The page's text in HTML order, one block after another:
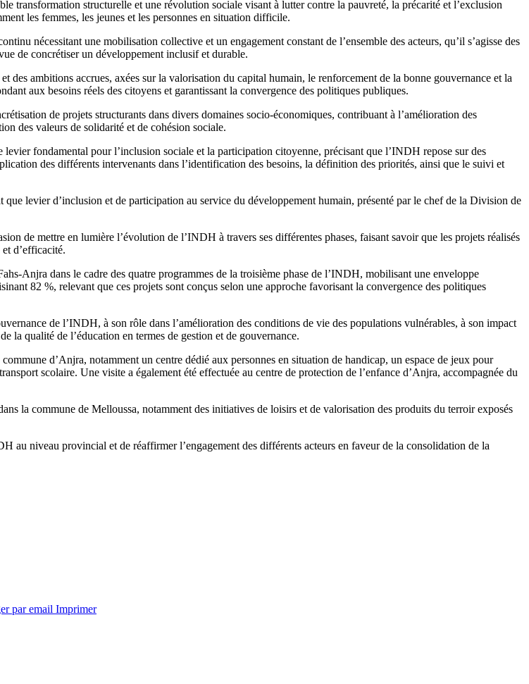
transformation structurelle et une révolution sociale visant à lutter contre la pauvreté, la précarité et l’exclusion
les femmes, les jeunes et les personnes en situation difficile.
nécessitant une mobilisation collective et un engagement constant de l’ensemble des acteurs, qu’il s’agisse des
de concrétiser un développement inclusif et durable.
ambitions accrues, axées sur la valorisation du capital humain, le renforcement de la bonne gouvernance et la
aux besoins réels des citoyens et garantissant la convergence des politiques publiques.
de projets structurants dans divers domaines socio-économiques, contribuant à l’amélioration des
des valeurs de solidarité et de cohésion sociale.
fondamental pour l’inclusion sociale et la participation citoyenne, précisant que l’INDH repose sur des
des différents intervenants dans l’identification des besoins, la définition des priorités, ainsi que le suivi et
levier d’inclusion et de participation au service du développement humain, présenté par le chef de la Division de
de mettre en lumière l’évolution de l’INDH à travers ses différentes phases, faisant savoir que les projets réalisés
d’efficacité.
Anjra dans le cadre des quatre programmes de la troisième phase de l’INDH, mobilisant une enveloppe
82 %, relevant que ces projets sont conçus selon une approche favorisant la convergence des politiques
de l’INDH, à son rôle dans l’amélioration des conditions de vie des populations vulnérables, à son impact
la qualité de l’éducation en termes de gestion et de gouvernance.
d’Anjra, notamment un centre dédié aux personnes en situation de handicap, un espace de jeux pour
scolaire. Une visite a également été effectuée au centre de protection de l’enfance d’Anjra, accompagnée du
la commune de Melloussa, notamment des initiatives de loisirs et de valorisation des produits du terroir exposés
au niveau provincial et de réaffirmer l’engagement des différents acteurs en faveur de la consolidation de la
par email Imprimer